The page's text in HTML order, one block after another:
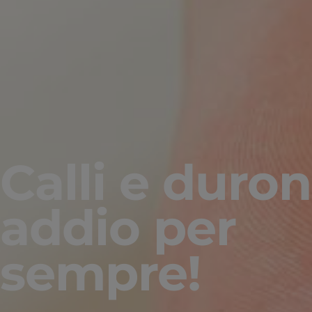
Calli e
addio per
sempre!